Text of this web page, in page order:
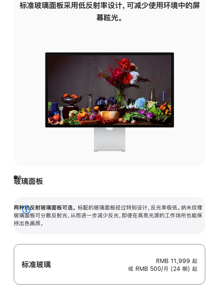
标准玻璃面板采用低反射率设计，可减少使用环境中的屏
幕眩光。
玻璃面板
两种抗反射玻璃面板可选。 标配的玻璃面板经过特别设计，反光率极低。纳米纹理
玻璃面板可分散反射光，从而进一步减少反光，即使在高亮光源的工作场所也能保
持出色画质。
展
开
标准玻璃 RMB 11,999 起
或 RMB 500/月 (24 期) 起